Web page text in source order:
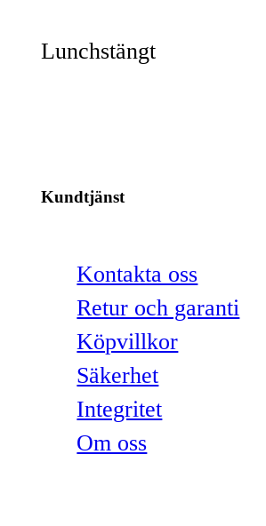
Lunchstängt
Kundtjänst
Kontakta oss
Retur och garanti
Köpvillkor
Säkerhet
Integritet
Om oss